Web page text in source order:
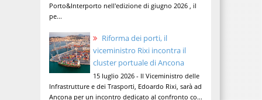
Porto&Interporto nell'edizione di giugno 2026 , il
pe...
Riforma dei porti, il
viceministro Rixi incontra il
cluster portuale di Ancona
15 luglio 2026 - Il Viceministro delle
Infrastrutture e dei Trasporti, Edoardo Rixi, sarà ad
Ancona per un incontro dedicato al confronto co...